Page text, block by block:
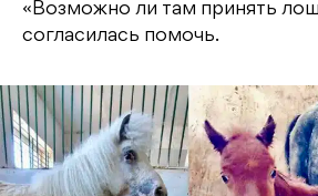
«Возможно ли там принять
согласилась помочь.